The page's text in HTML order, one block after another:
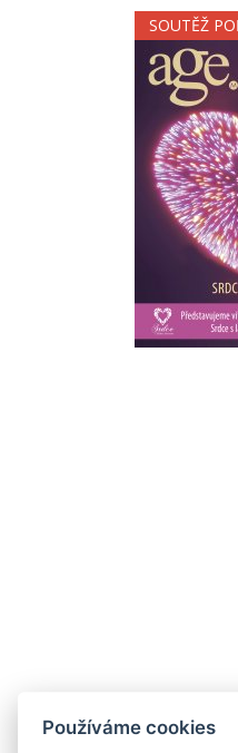
SOUTĚŽ
Používáme cookies